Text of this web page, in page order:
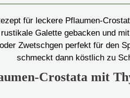
Crostata mit